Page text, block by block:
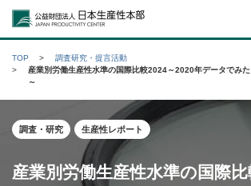
公益財団法人日本
TOP
調査研究・提言活動
産業別労働生産性水準の国際比較2024～2020年データでみ
～
調査・研究 生産性レポート
産業別労働生産性水準の国際